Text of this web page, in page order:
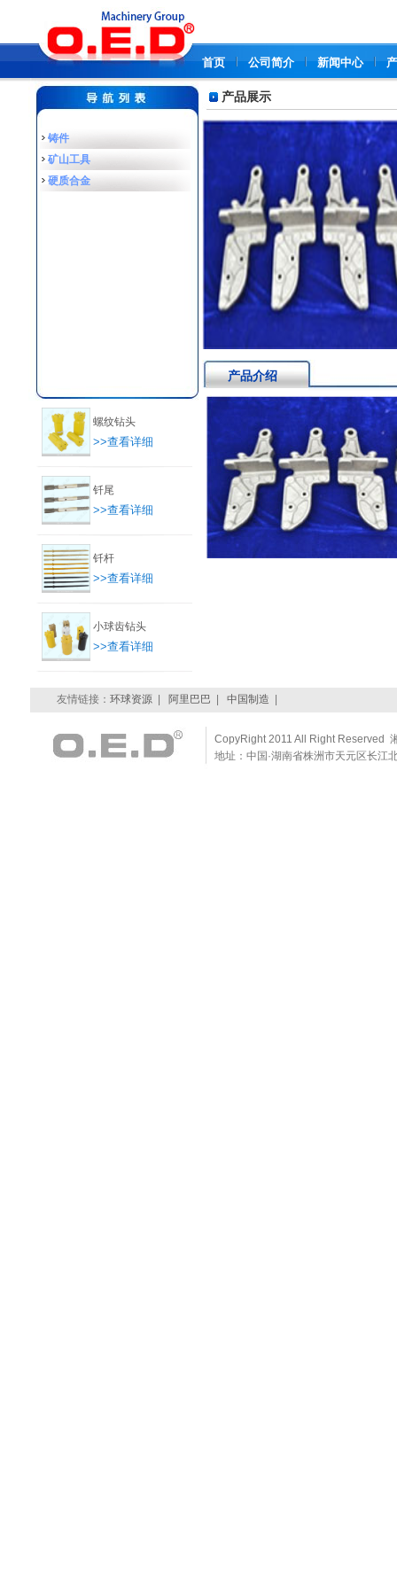
首页 公司简介 新闻中心
铸件
矿山工具
硬质合金
螺纹钻头
>>查看详细
钎尾
>>查看详细
钎杆
>>查看详细
小球齿钻头
>>查看详细
产品展示
产品介绍
友情链接： 环球资源| 阿里巴巴 中国制造
CopyRight 2011 All Right Reserved
地址：中国·湖南省株洲市天元区长